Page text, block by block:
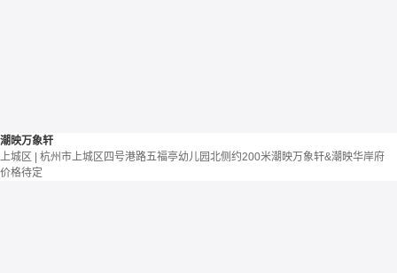
潮映万象轩
上城区 | 杭州市上城区四号港路五福亭幼儿园北侧约200米潮映万象轩&潮映华岸府
价格待定